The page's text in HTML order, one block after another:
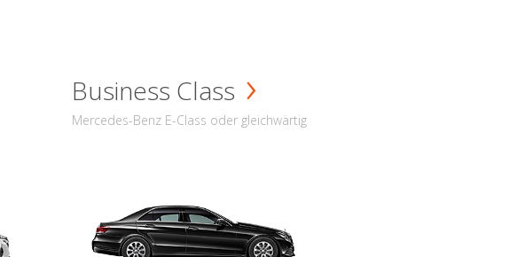
Business Class
Mercedes-Benz E-Class oder gleichwärtig